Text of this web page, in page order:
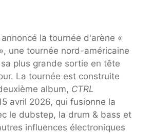
la tournée d'arène «
une tournée nord-américaine
plus grande sortie en tête
La tournée est construite
album, CTRL
avril 2026, qui fusionne la
le dubstep, la drum & bass et
influences électroniques